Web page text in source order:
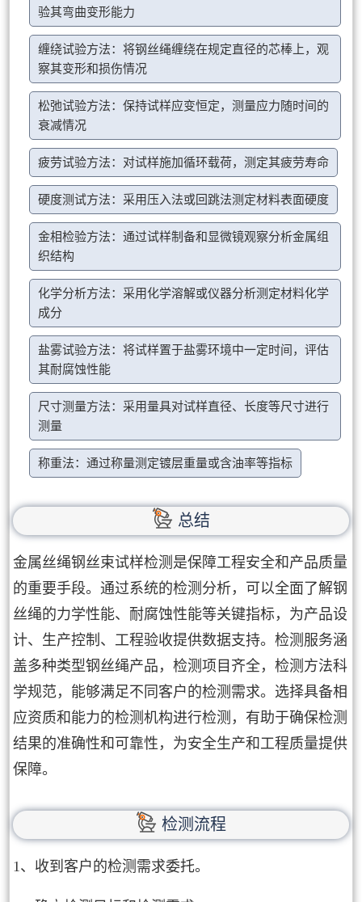
验其弯曲变形能力
缠绕试验方法：将钢丝绳缠绕在规定直径的芯棒上，观
察其变形和损伤情况
松弛试验方法：保持试样应变恒定，测量应力随时间的
衰减情况
疲劳试验方法：对试样施加循环载荷，测定其疲劳寿命
硬度测试方法：采用压入法或回跳法测定材料表面硬度
金相检验方法：通过试样制备和显微镜观察分析金属组
织结构
化学分析方法：采用化学溶解或仪器分析测定材料化学
成分
盐雾试验方法：将试样置于盐雾环境中一定时间，评估
其耐腐蚀性能
尺寸测量方法：采用量具对试样直径、长度等尺寸进行
测量
称重法：通过称量测定镀层重量或含油率等指标
总结
金属丝绳钢丝束试样检测是保障工程安全和产品质量
的重要手段。通过系统的检测分析，可以全面了解钢
丝绳的力学性能、耐腐蚀性能等关键指标，为产品设
计、生产控制、工程验收提供数据支持。检测服务涵
盖多种类型钢丝绳产品，检测项目齐全，检测方法科
学规范，能够满足不同客户的检测需求。选择具备相
应资质和能力的检测机构进行检测，有助于确保检测
结果的准确性和可靠性，为安全生产和工程质量提供
保障。
检测流程
1、收到客户的检测需求委托。